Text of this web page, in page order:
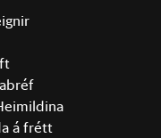
á frétt